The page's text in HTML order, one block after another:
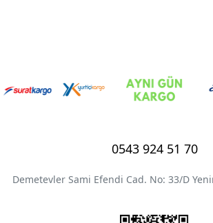
0543 924 51 70
Demetevler Sami Efendi Cad. No: 33/D